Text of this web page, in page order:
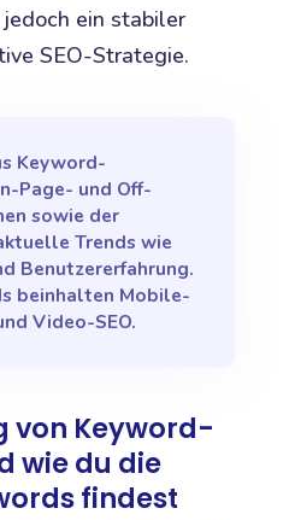
ein stabiler
SEO-Strategie.
Keyword-
Page- und Off-
sowie der
Trends wie
Benutzererfahrung.
beinhalten Mobile-
Video-SEO.
von Keyword-
wie du die
findest